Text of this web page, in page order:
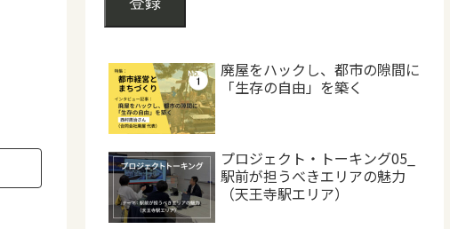
廃屋をハックし、都市の隙間に
「生存の自由」を築く
プロジェクト・トーキング05_
駅前が担うべきエリアの魅力
（天王寺駅エリア）